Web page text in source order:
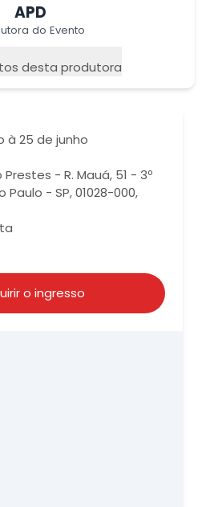
APD
do Evento
desta produtora
à 25 de junho
- R. Mauá, 51 - 3º
Paulo - SP, 01028-000,
o ingresso